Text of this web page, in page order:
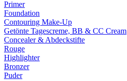
Primer
Foundation
Contouring Make-Up
Getönte Tagescreme, BB & CC Cream
Concealer & Abdeckstifte
Rouge
Highlighter
Bronzer
Puder